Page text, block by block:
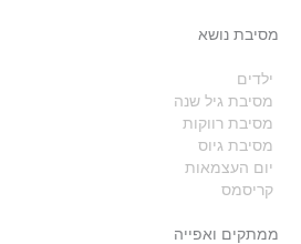
מסיבת נושא
ילדים
מסיבת גיל שנה
מסיבת רווקות
מסיבת גיוס
יום העצמאות
קריסמס
ממתקים ואפייה